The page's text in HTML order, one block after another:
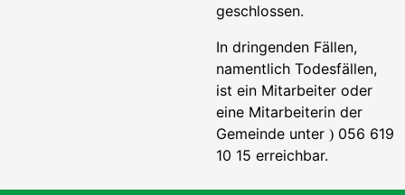
geschlossen.
In dringenden Fällen,
namentlich Todesfällen,
ist ein Mitarbeiter oder
eine Mitarbeiterin der
Gemeinde unter ) 056 619
10 15 erreichbar.